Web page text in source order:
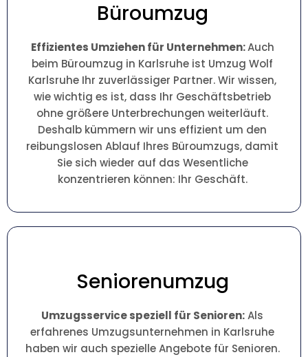
Büroumzug
Effizientes Umziehen für Unternehmen:Auch
beim Büroumzug in Karlsruhe ist Umzug Wolf
Karlsruhe Ihr zuverlässiger Partner. Wir wissen,
wie wichtig es ist, dass Ihr Geschäftsbetrieb
ohne größere Unterbrechungen weiterläuft.
Deshalb kümmern wir uns effizient um den
reibungslosen Ablauf Ihres Büroumzugs, damit
Sie sich wieder auf das Wesentliche
konzentrieren können: Ihr Geschäft.
Seniorenumzug
Umzugsservice speziell für Senioren:Als
erfahrenes Umzugsunternehmen in Karlsruhe
haben wir auch spezielle Angebote für Senioren.